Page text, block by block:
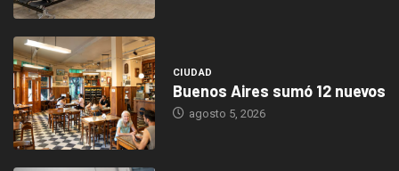
CIUDAD
Buenos Aires sumó 12 nuevos
agosto 5, 2026